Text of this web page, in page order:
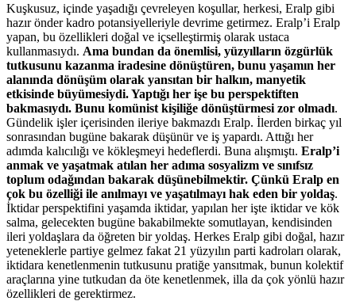
Kuşkusuz, içinde yaşadığı çevreleyen koşullar, herkesi, Eralp gibi
hazır önder kadro potansiyelleriyle devrime getirmez. Eralp’i Eralp
yapan, bu özellikleri doğal ve içselleştirmiş olarak ustaca
kullanmasıydı. Ama bundan da önemlisi, yüzyılların özgürlük
tutkusunu kazanma iradesine dönüştüren, bunu yaşamın her
alanında dönüşüm olarak yansıtan bir halkın, manyetik
etkisinde büyümesiydi. Yaptığı her işe bu perspektiften
bakmasıydı. Bunu komünist kişiliğe dönüştürmesi zor olmadı.
Gündelik işler içerisinden ileriye bakmazdı Eralp. İlerden birkaç yıl
sonrasından bugüne bakarak düşünür ve iş yapardı. Attığı her
adımda kalıcılığı ve kökleşmeyi hedeflerdi. Buna alışmıştı. Eralp’i
anmak ve yaşatmak atılan her adıma sosyalizm ve sınıfsız
toplum odağından bakarak düşünebilmektir. Çünkü Eralp en
çok bu özelliği ile anılmayı ve yaşatılmayı hak eden bir yoldaş.
İktidar perspektifini yaşamda iktidar, yapılan her işte iktidar ve kök
salma, gelecekten bugüne bakabilmekte somutlayan, kendisinden
ileri yoldaşlara da öğreten bir yoldaş. Herkes Eralp gibi doğal, hazır
yeteneklerle partiye gelmez fakat 21 yüzyılın parti kadroları olarak,
iktidara kenetlenmenin tutkusunu pratiğe yansıtmak, bunun kolektif
araçlarına yine tutkudan da öte kenetlenmek, illa da çok yönlü hazır
özellikleri de gerektirmez.